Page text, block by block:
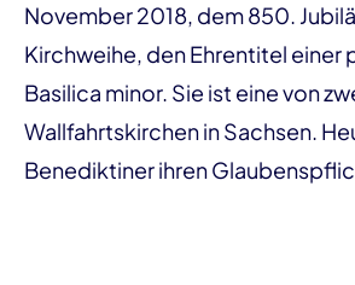
November 2018, dem 850.
Kirchweihe, den Ehrentitel einer
Basilica minor. Sie ist eine von
Wallfahrtskirchen in Sachsen.
Benediktiner ihren